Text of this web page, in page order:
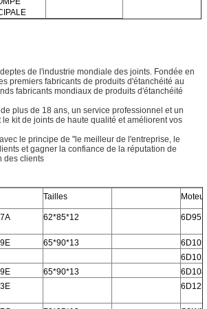
de l'industrie mondiale des joints. Fondée en
premiers fabricants de produits d'étanchéité au
fabricants mondiaux de produits d'étanchéité
plus de 18 ans, un service professionnel et un
kit de joints de haute qualité et améliorent vos
le principe de "le meilleur de l'entreprise, le
et gagner la confiance de la réputation de
des clients
Tailles Moteur
62*85*12 6D95
65*90*13
6D105
6D102
65*90*13
6D108
6D125